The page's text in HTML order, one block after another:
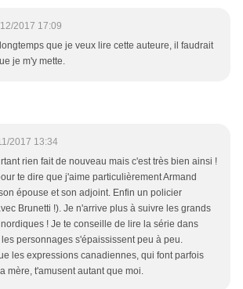
2017 17:09
que je veux lire cette auteure, il faudrait
je m'y mette.
2017 13:34
rien fait de nouveau mais c'est très bien ainsi !
te dire que j'aime particulièrement Armand
épouse et son adjoint. Enfin un policier
Brunetti !). Je n'arrive plus à suivre les grands
! Je te conseille de lire la série dans
les personnages s'épaississent peu à peu.
les expressions canadiennes, qui font parfois
mère, t'amusent autant que moi.